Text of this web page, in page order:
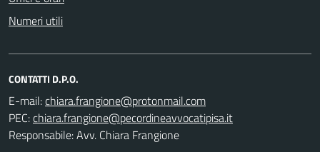
Numeri utili
CONTATTI D.P.O.
E-mail:
PEC:
Responsabile: Avv. Chiara Frangione